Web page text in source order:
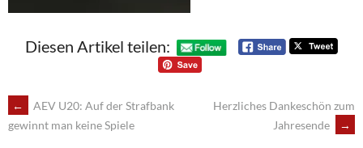
Diesen Artikel teilen:
POST
←
AEV U20: Auf der Strafbank
gewinnt man keine Spiele
Herzliches Dankeschön zum
Jahresende
→